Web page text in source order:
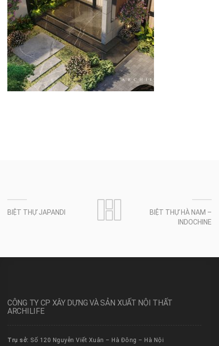
BIỆT THỰ JAPANDI
BIỆT THỰ HÀ NAM –
INDOCHINE
CÔNG TY CP XÂY DỰNG VÀ SẢN XUẤT NỘI THẤT
ARCHILIFE
Trụ sở: Số 120 Nguyễn Viết Xuân – Hà Đông – Hà Nội